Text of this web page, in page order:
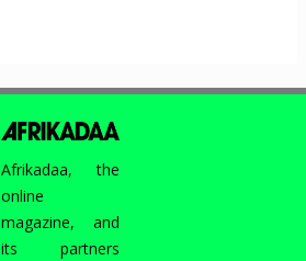
Afrikadaa, the
online
magazine, and
its partners